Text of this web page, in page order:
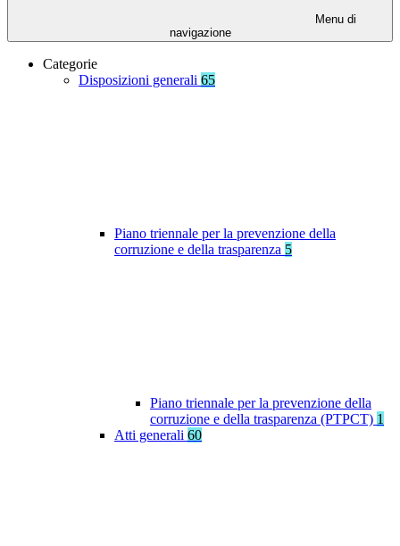
Menu di
navigazione
Categorie
Disposizioni generali 65
Piano triennale per la prevenzione della
corruzione e della trasparenza 5
Piano triennale per la prevenzione della
corruzione e della trasparenza (PTPCT) 1
Atti generali 60